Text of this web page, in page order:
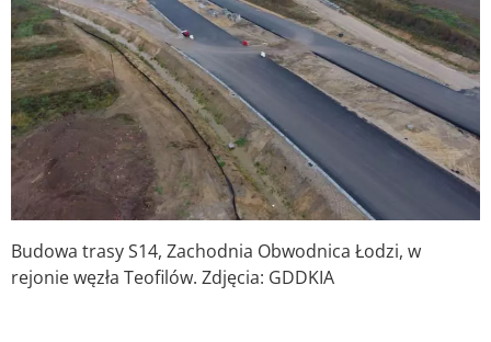
Budowa trasy S14, Zachodnia Obwodnica Łodzi, w
rejonie węzła Teofilów. Zdjęcia: GDDKIA